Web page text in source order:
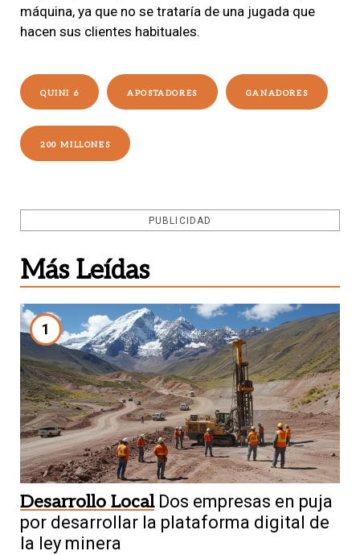
máquina, ya que no se trataría de una jugada que
hacen sus clientes habituales.
QUINI 6 APOSTADORES GANADORES
200 MILLONES
PUBLICIDAD
Más Leídas
1
Desarrollo Local Dos empresas en puja
por desarrollar la plataforma digital de
la ley minera